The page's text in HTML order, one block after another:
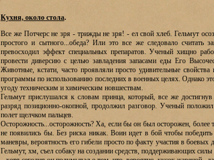
Кухня, около стола.
Все же Потчерс не зря - трижды не зря! - ел свой хлеб. Гельмут
простого и сытного...обеда? Или это все же следовало
превосходил эффект специальных препаратов. Ученый хищно
провести диверсию с целью завладения запасами еды Его
Животные, кстати, часто проявляли просто удивительные
программы по использованию последних в военных целях. Однако
угоду техническим и химическим новшествам.
Гельмут прислушался к словам принца, который, все же
разряд позиционно-окопной, продолжил разговор. Ученый
полет щелчком пальцев.
Осторожность...осторожность? Ха, если бы он был осторожен, более
не появились бы. Без риска никак. Воин идет в бой чтобы
маневры, вероятность его гибели просто по факту участия в
Гельмут, хм, съел собаку на создании средств, поддерживающих